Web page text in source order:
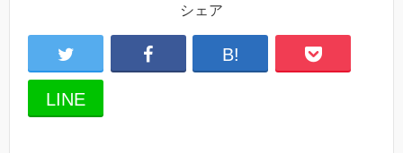
シェア
B!
LINE